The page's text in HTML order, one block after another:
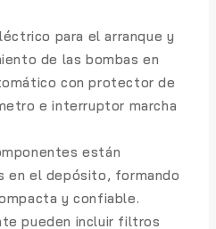
para el arranque y
de las bombas en
con protector de
e interruptor marcha
están
en el depósito, formando
y confiable.
pueden incluir filtros